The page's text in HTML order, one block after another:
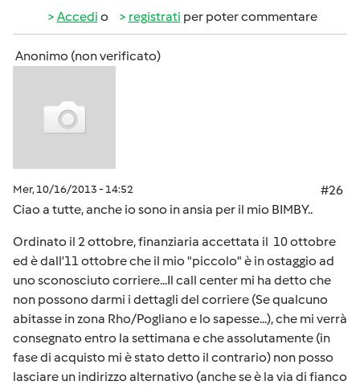
Accedi o registrati per poter commentare
Anonimo (non verificato)
Mer, 10/16/2013 - 14:52
#26
Ciao a tutte, anche io sono in ansia per il mio BIMBY..
Ordinato il 2 ottobre, finanziaria accettata il 10 ottobre
ed è dall'11 ottobre che il mio "piccolo" è in ostaggio ad
uno sconosciuto corriere...Il call center mi ha detto che
non possono darmi i dettagli del corriere (Se qualcuno
abitasse in zona Rho/Pogliano e lo sapesse...), che mi verrà
consegnato entro la settimana e che assolutamente (in
fase di acquisto mi è stato detto il contrario) non posso
lasciare un indirizzo alternativo (anche se è la via di fianco